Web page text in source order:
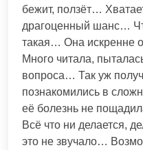
бежит, ползёт…
драгоценный шанс…
такая… Она искренне
Много читала,
вопроса… Так уж
познакомились в
её болезнь не
Всё что ни делается,
это не звучало…